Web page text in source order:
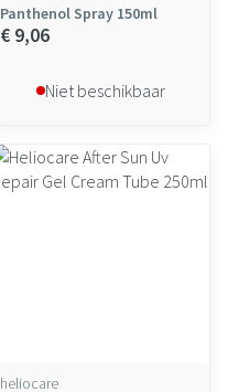
Panthenol Spray 150ml
€ 9,06
Niet beschikbaar
heliocare